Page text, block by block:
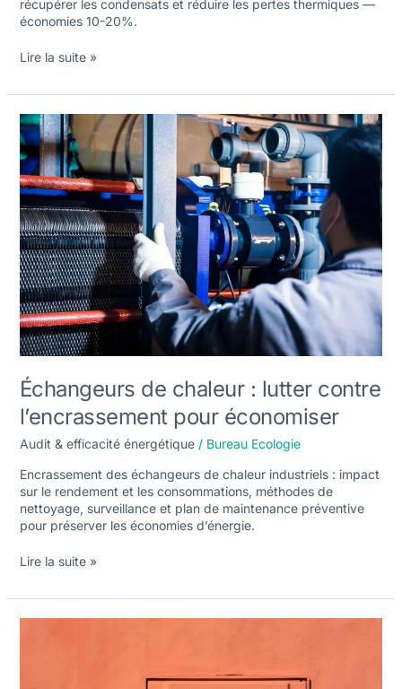
récupérer les condensats et réduire les pertes thermiques —
économies 10-20%.
Lire la suite »
Échangeurs de chaleur : lutter contre
l’encrassement pour économiser
Audit & efficacité énergétique/ Bureau Ecologie
Encrassement des échangeurs de chaleur industriels : impact
sur le rendement et les consommations, méthodes de
nettoyage, surveillance et plan de maintenance préventive
pour préserver les économies d’énergie.
Échangeurs
de
chaleur
:
lutter
contre
l’encrassement
pour
économiser
Lire la suite »